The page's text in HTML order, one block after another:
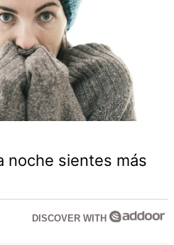
noche sientes más
DISCOVER WITH